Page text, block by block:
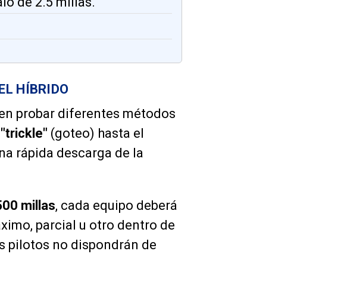
HÍBRIDO
probar diferentes métodos
"trickle" (goteo) hasta el
rápida descarga de la
millas, cada equipo deberá
parcial u otro dentro de
pilotos no dispondrán de